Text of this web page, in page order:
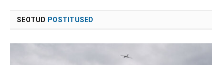
SEOTUD POSTITUSED